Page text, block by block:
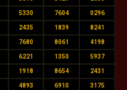
5330 7604 0296
2435 1839 8241
7680 8061 4198
6221 1350 5937
1918 8654 2431
4893 6910 3175